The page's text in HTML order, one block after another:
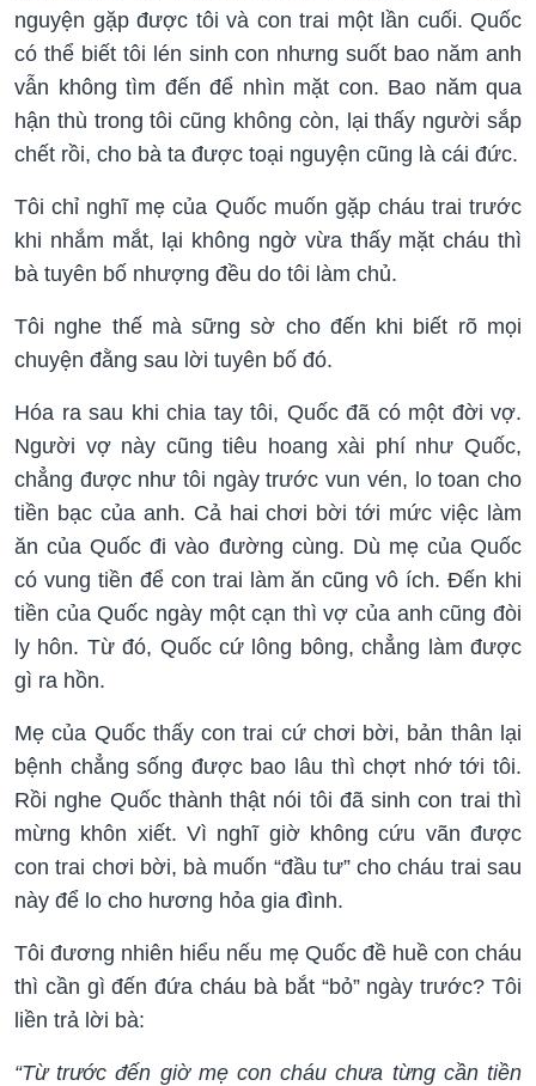
nguyện gặp được tôi và con trai một lần cuối. Quốc
có thể biết tôi lén sinh con nhưng suốt bao năm anh
vẫn không tìm đến để nhìn mặt con. Bao năm qua
hận thù trong tôi cũng không còn, lại thấy người sắp
chết rồi, cho bà ta được toại nguyện cũng là cái đức.
Tôi chỉ nghĩ mẹ của Quốc muốn gặp cháu trai trước
khi nhắm mắt, lại không ngờ vừa thấy mặt cháu thì
bà tuyên bố nhượng đều do tôi làm chủ.
Tôi nghe thế mà sững sờ cho đến khi biết rõ mọi
chuyện đằng sau lời tuyên bố đó.
Hóa ra sau khi chia tay tôi, Quốc đã có một đời vợ.
Người vợ này cũng tiêu hoang xài phí như Quốc,
chẳng được như tôi ngày trước vun vén, lo toan cho
tiền bạc của anh. Cả hai chơi bời tới mức việc làm
ăn của Quốc đi vào đường cùng. Dù mẹ của Quốc
có vung tiền để con trai làm ăn cũng vô ích. Đến khi
tiền của Quốc ngày một cạn thì vợ của anh cũng đòi
ly hôn. Từ đó, Quốc cứ lông bông, chẳng làm được
gì ra hồn.
Mẹ của Quốc thấy con trai cứ chơi bời, bản thân lại
bệnh chẳng sống được bao lâu thì chợt nhớ tới tôi.
Rồi nghe Quốc thành thật nói tôi đã sinh con trai thì
mừng khôn xiết. Vì nghĩ giờ không cứu vãn được
con trai chơi bời, bà muốn “đầu tư” cho cháu trai sau
này để lo cho hương hỏa gia đình.
Tôi đương nhiên hiểu nếu mẹ Quốc đề huề con cháu
thì cần gì đến đứa cháu bà bắt “bỏ” ngày trước? Tôi
liền trả lời bà:
“Từ trước đến giờ mẹ con cháu chưa từng cần tiền